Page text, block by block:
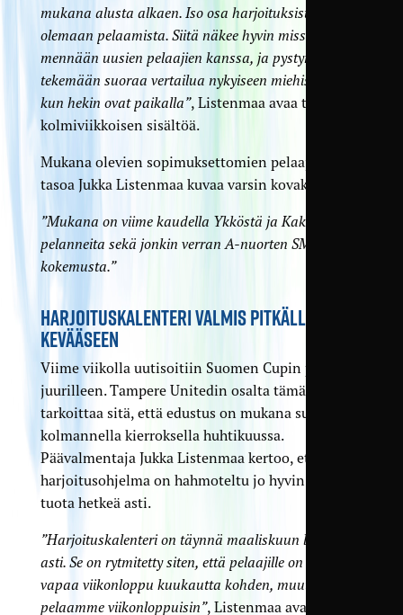
mukana alusta alkaen. Iso osa harjoituksista tulee
olemaan pelaamista. Siitä näkee hyvin missä
mennään uusien pelaajien kanssa, ja pystymme
tekemään suoraa vertailua nykyiseen miehistöömme,
kun hekin ovat paikalla”, Listenmaa avaa tulevan
kolmiviikkoisen sisältöä.
Mukana olevien sopimuksettomien pelaajien
tasoa Jukka Listenmaa kuvaa varsin kovaksi.
”Mukana on viime kaudella Ykköstä ja Kakkosta
pelanneita sekä jonkin verran A-nuorten SM-sarjan
kokemusta.”
HARJOITUSKALENTERI VALMIS PITKÄLLE
KEVÄÄSEEN
Viime viikolla uutisoitiin Suomen Cupin paluusta
juurilleen. Tampere Unitedin osalta tämä
tarkoittaa sitä, että edustus on mukana suoraan
kolmannella kierroksella huhtikuussa.
Päävalmentaja Jukka Listenmaa kertoo, että
harjoitusohjelma on hahmoteltu jo hyvin lähelle
tuota hetkeä asti.
”Harjoituskalenteri on täynnä maaliskuun loppuun
asti. Se on rytmitetty siten, että pelaajille on yksi
vapaa viikonloppu kuukautta kohden, muuten
pelaamme viikonloppuisin”, Listenmaa avaa.